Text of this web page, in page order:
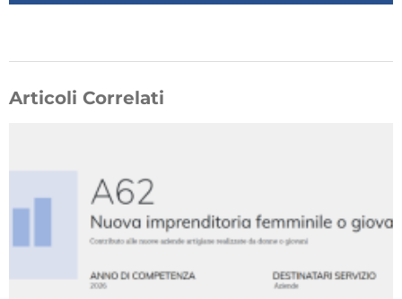
Articoli Correlati